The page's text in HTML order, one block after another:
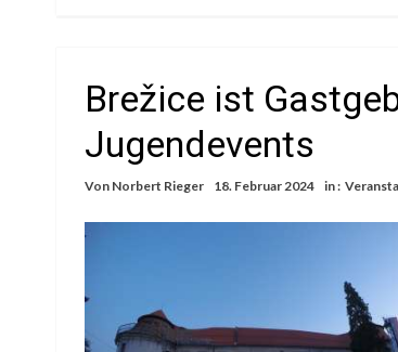
Brežice ist
Jugendevents
Von Norbert Rieger 18. Februar 2024 in :